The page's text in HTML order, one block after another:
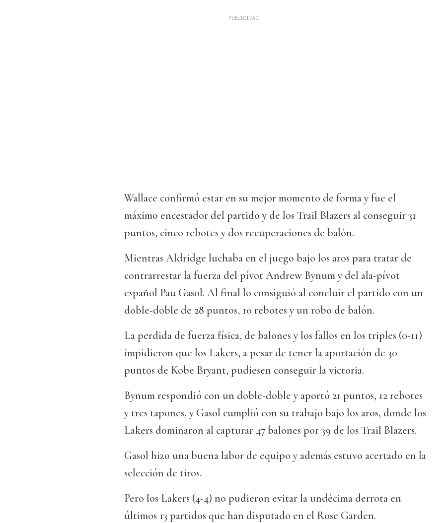
Wallace confirmó estar en su mejor momento de forma y fue el
máximo encestador del partido y de los Trail Blazers al conseguir 31
puntos, cinco rebotes y dos recuperaciones de balón.
Mientras Aldridge luchaba en el juego bajo los aros para tratar de
contrarrestar la fuerza del pívot Andrew Bynum y del ala-pívot
español Pau Gasol. Al final lo consiguió al concluir el partido con un
doble-doble de 28 puntos, 10 rebotes y un robo de balón.
La perdida de fuerza física, de balones y los fallos en los triples (0-11)
impidieron que los Lakers, a pesar de tener la aportación de 30
puntos de Kobe Bryant, pudiesen conseguir la victoria.
Bynum respondió con un doble-doble y aportó 21 puntos, 12 rebotes
y tres tapones, y Gasol cumplió con su trabajo bajo los aros, donde los
Lakers dominaron al capturar 47 balones por 39 de los Trail Blazers.
Gasol hizo una buena labor de equipo y además estuvo acertado en la
selección de tiros.
Pero los Lakers (4-4) no pudieron evitar la undécima derrota en
últimos 13 partidos que han disputado en el Rose Garden.